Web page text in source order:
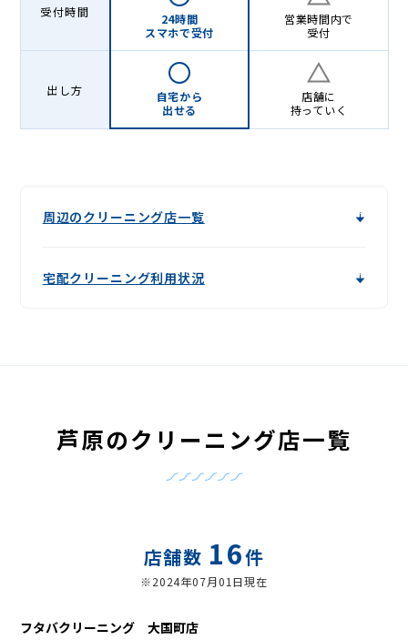
受付時間
24時間
スマホで受付
営業時間内で
受付
出し方
自宅から
出せる
店舗に
持っていく
周辺のクリーニング店一覧
宅配クリーニング利用状況
芦原のクリーニング店一覧
店舗数 16件
※2024年07月01日現在
フタバクリーニング 大国町店